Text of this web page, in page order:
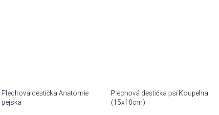
Plechová destička Anatomie
pejska
Plechová destička psí Koupelna
(15x10cm)